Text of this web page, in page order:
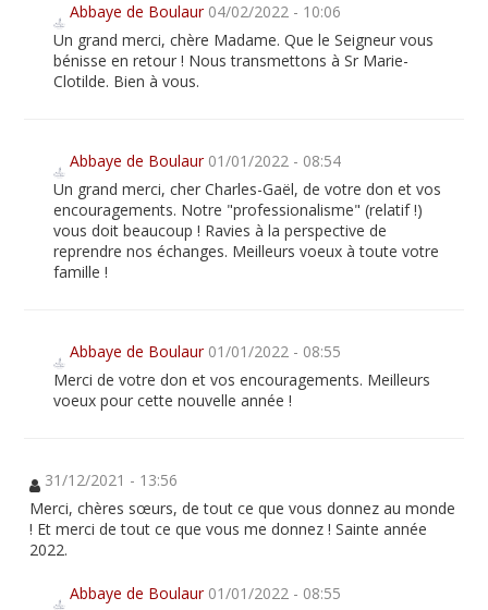
Abbaye de Boulaur 04/02/2022 - 10:06
Un grand merci, chère Madame. Que le Seigneur vous
bénisse en retour ! Nous transmettons à Sr Marie-
Clotilde. Bien à vous.
Abbaye de Boulaur 01/01/2022 - 08:54
Un grand merci, cher Charles-Gaël, de votre don et vos
encouragements. Notre "professionalisme" (relatif !)
vous doit beaucoup ! Ravies à la perspective de
reprendre nos échanges. Meilleurs voeux à toute votre
famille !
Abbaye de Boulaur 01/01/2022 - 08:55
Merci de votre don et vos encouragements. Meilleurs
voeux pour cette nouvelle année !
31/12/2021 - 13:56
Merci, chères sœurs, de tout ce que vous donnez au monde
! Et merci de tout ce que vous me donnez ! Sainte année
2022.
Abbaye de Boulaur 01/01/2022 - 08:55